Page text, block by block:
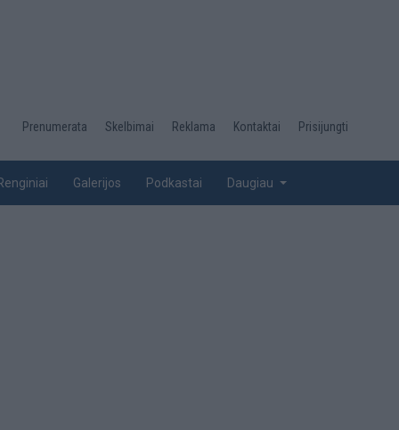
Desktop
top
Prenumerata Skelbimai Reklama Kontaktai Prisijungti
Galerijos Podkastai Daugiau